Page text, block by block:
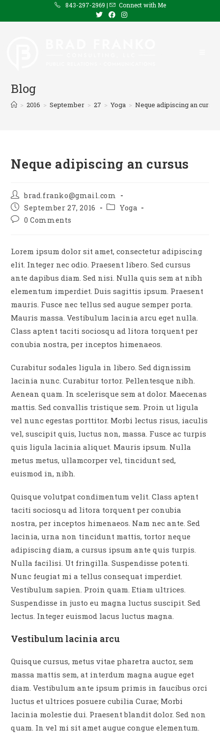
843-297-2969 | Connect with Me
Blog
> 2016 > September > 27 > Yoga > Neque adipiscing an cursus
Neque adipiscing an cursus
Post
author:
brad.franko@gmail.com
Post
published:
September 27, 2016
PostYoga
Post0 Comments
Lorem ipsum dolor sit amet, consectetur adipiscing
elit. Integer nec odio. Praesent libero. Sed cursus
ante dapibus diam. Sed nisi. Nulla quis sem at nibh
elementum imperdiet. Duis sagittis ipsum. Praesent
mauris. Fusce nec tellus sed augue semper porta.
Mauris massa. Vestibulum lacinia arcu eget nulla.
Class aptent taciti sociosqu ad litora torquent per
conubia nostra, per inceptos himenaeos.
Curabitur sodales ligula in libero. Sed dignissim
lacinia nunc. Curabitur tortor. Pellentesque nibh.
Aenean quam. In scelerisque sem at dolor. Maecenas
mattis. Sed convallis tristique sem. Proin ut ligula
vel nunc egestas porttitor. Morbi lectus risus, iaculis
vel, suscipit quis, luctus non, massa. Fusce ac turpis
quis ligula lacinia aliquet. Mauris ipsum. Nulla
metus metus, ullamcorper vel, tincidunt sed,
euismod in, nibh.
Quisque volutpat condimentum velit. Class aptent
taciti sociosqu ad litora torquent per conubia
nostra, per inceptos himenaeos. Nam nec ante. Sed
lacinia, urna non tincidunt mattis, tortor neque
adipiscing diam, a cursus ipsum ante quis turpis.
Nulla facilisi. Ut fringilla. Suspendisse potenti.
Nunc feugiat mi a tellus consequat imperdiet.
Vestibulum sapien. Proin quam. Etiam ultrices.
Suspendisse in justo eu magna luctus suscipit. Sed
lectus. Integer euismod lacus luctus magna.
Vestibulum lacinia arcu
Quisque cursus, metus vitae pharetra auctor, sem
massa mattis sem, at interdum magna augue eget
diam. Vestibulum ante ipsum primis in faucibus orci
luctus et ultrices posuere cubilia Curae; Morbi
lacinia molestie dui. Praesent blandit dolor. Sed non
quam. In vel mi sit amet augue congue elementum.